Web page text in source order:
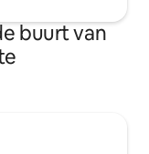
buurt van